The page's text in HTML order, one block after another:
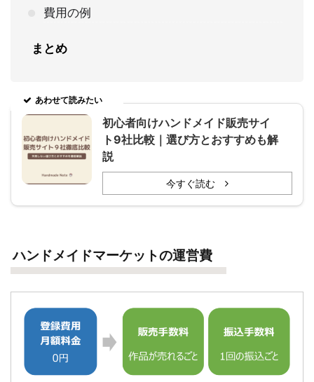
費用の例
まとめ
あわせて読みたい
初心者向けハンドメイド販売サイ
ト9社比較｜選び方とおすすめも解
説
今すぐ読む
ハンドメイドマーケットの運営費